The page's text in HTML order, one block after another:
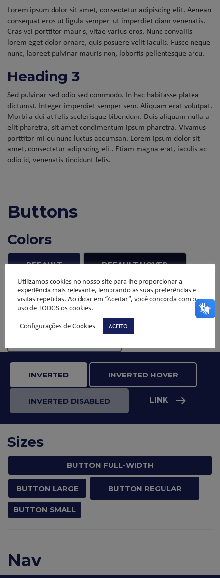
Lorem ipsum dolor sit amet, consectetur adipiscing elit. Aenean
consequat eros ut ligula semper, ut imperdiet diam venenatis.
Cras vel porttitor mauris, vitae varius eros. Nunc convallis
lorem eget dolor ornare, quis posuere velit iaculis. Fusce neque
nunc, laoreet pulvinar mauris non, lobortis pellentesque arcu.
Heading 3
Sed pulvinar sed odio sed commodo. In hac habitasse platea
dictumst. Integer imperdiet semper sem. Aliquam erat volutpat.
Morbi a dui at felis scelerisque bibendum. Duis aliquam nulla a
elit pharetra, sit amet condimentum ipsum pharetra. Vivamus
porttitor mi eu nunc luctus accumsan. Lorem ipsum dolor sit
amet, consectetur adipiscing elit. Etiam magna erat, iaculis ac
odio id, venenatis tincidunt felis.
Buttons
Colors
DEFAULT DEFAULT HOVER
DEFAULT DISABLED
INVERTED INVERTED HOVER
INVERTED DISABLED LINK
Sizes
BUTTON FULL-WIDTH
BUTTON LARGE BUTTON REGULAR
BUTTON SMALL
Nav
Utilizamos cookies no nosso site para lhe proporcionar a
experiência mais relevante, lembrando as suas preferências e
visitas repetidas. Ao clicar em “Aceitar”, você concorda com o
uso de TODOS os cookies.
Configurações de Cookies
ACEITO